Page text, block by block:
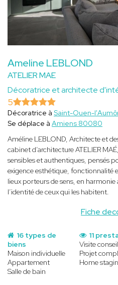
Ameline LEBLOND
ATELIER MAE
Décoratrice et architecte
Fiche
5
Décoratrice à Saint-Ouen-
Se déplace à Amiens 80080
Améline LEBLOND, Architecte et
cabinet d’architecture ATELIER
sensibles et authentiques, pensés
exigence esthétique, fonctionnalité
lieux porteurs de sens, en harmonie
l’identité de ceux qui les habitent.
16 types de
biens
Maison individuelle
Appartement
Salle de bain
11
Visite conseil
Projet
Home